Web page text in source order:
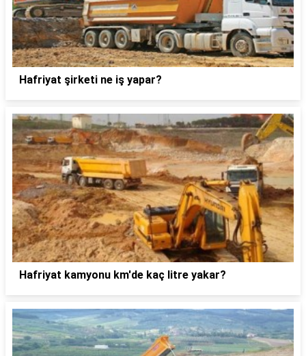
Hafriyat şirketi ne iş yapar?
Hafriyat kamyonu km'de kaç litre yakar?